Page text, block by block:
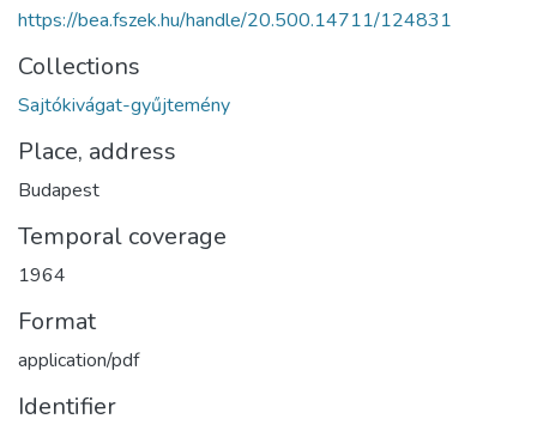
https://bea.fszek.hu/handle/20.500.14711/124831
Collections
Sajtókivágat-gyűjtemény
Place, address
Budapest
Temporal coverage
1964
Format
application/pdf
Identifier